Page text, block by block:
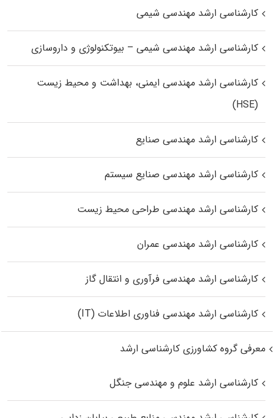
کارشناسی ارشد مهندسی شیمی
کارشناسی ارشد مهندسی شیمی – بیوتکنولوژی و داروسازی
کارشناسی ارشد مهندسی ایمنی، بهداشت و محیط زیست
(HSE)
کارشناسی ارشد مهندسی صنایع
کارشناسی ارشد مهندسی صنایع سیستم
کارشناسی ارشد مهندسی طراحی محیط زیست
کارشناسی ارشد مهندسی عمران
کارشناسی ارشد مهندسی فرآوری و انتقال گاز
کارشناسی ارشد مهندسی فناوری اطلاعات (IT)
معرفی گروه کشاورزی کارشناسی ارشد
کارشناسی ارشد علوم و مهندسی جنگل